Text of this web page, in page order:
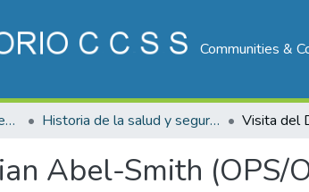
Communities &
Salud y Seguridad Social en Costa Rica Historia de la salud y seguridad social de Costa Rica
Abel-Smith (OPS/